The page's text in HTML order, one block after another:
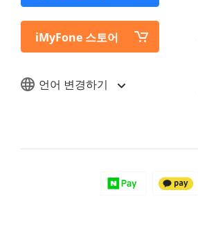
iMyFone 스토어
언어 변경하기